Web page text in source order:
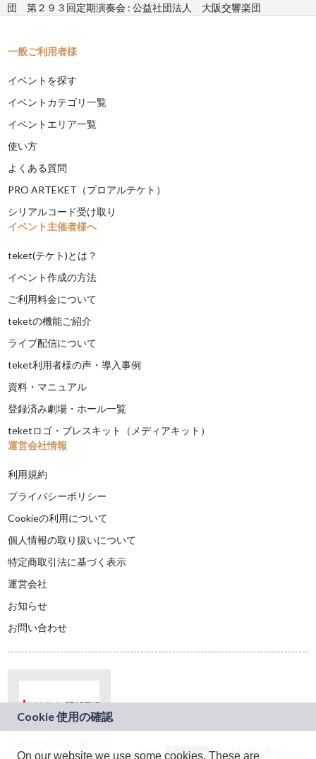
団 第２９３回定期演奏会 : 公益社団法人 大阪交響楽団
一般ご利用者様
イベントを探す
イベントカテゴリ一覧
イベントエリア一覧
使い方
よくある質問
PRO ARTEKET（プロアルテケト）
シリアルコード受け取り
イベント主催者様へ
teket(テケト)とは？
イベント作成の方法
ご利用料金について
teketの機能ご紹介
ライブ配信について
teket利用者様の声・導入事例
資料・マニュアル
登録済み劇場・ホール一覧
teketロゴ・プレスキット（メディアキット）
運営会社情報
利用規約
プライバシーポリシー
Cookieの利用について
個人情報の取り扱いについて
特定商取引法に基づく表示
運営会社
お知らせ
お問い合わせ
ドコモグループの新
JASRAC許諾番号：
On our website we use some cookies. These are